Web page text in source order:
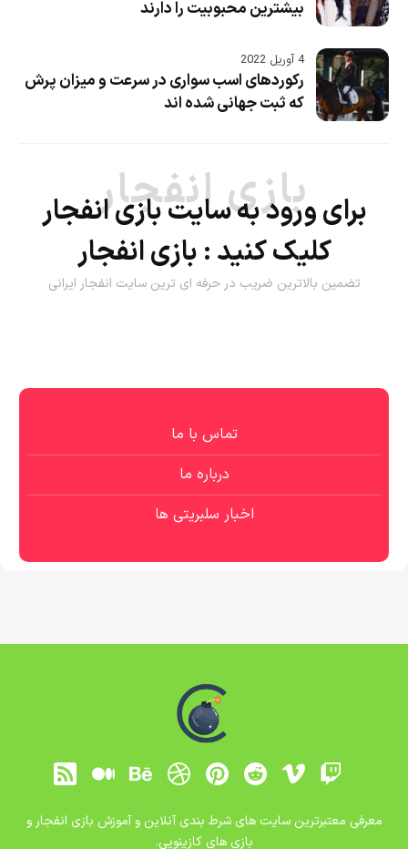
بیشترین محبوبیت را دارند
4 آوریل 2022
رکوردهای اسب سواری در سرعت و میزان پرش
که ثبت جهانی شده اند
بازی انفجار
برای ورود به سایت بازی انفجار
کلیک کنید : بازی انفجار
تضمین بالاترین ضریب در حرفه ای ترین سایت انفجار ایرانی
تماس با ما
درباره ما
اخبار سلبریتی ها
معرفی معتبرترین سایت های شرط بندی آنلاین و آموزش بازی انفجار و
بازی های کازینویی.